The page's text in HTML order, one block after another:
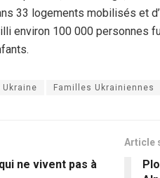
33 logements mobilisés et
environ 100 000 personnes
Familles Ukrainiennes
ne vivent pas à
Article